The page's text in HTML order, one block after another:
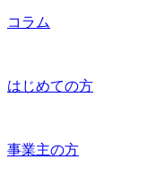
コラム
はじめての方
事業主の方